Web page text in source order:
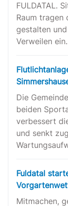
FULDATAL.
Raum
gestalten
Verweilen ein.
Die
beiden
verbessert
und senkt
Fuldatal
Mitmachen,